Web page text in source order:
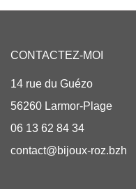
CONTACTEZ-MOI
14 rue du Guézo
56260 Larmor-Plage
06 13 62 84 34
contact@bijoux-roz.bzh